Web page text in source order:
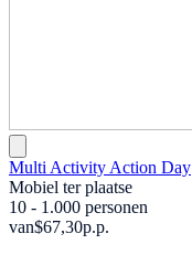
Multi Activity Action Day
Mobiel ter plaatse
10 - 1.000 personen
van$67,30p.p.